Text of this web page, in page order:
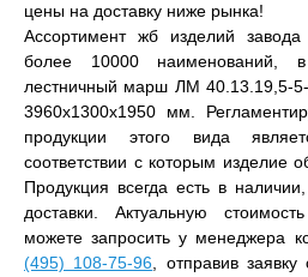
цены на доставку ниже рынка!
Ассортимент жб изделий
более 10000 наименований, в
лестничный марш ЛМ 40.13.19,5-
3960x1300x1950 мм.
продукции этого вида
соответствии с которым изделие
Продукция всегда есть в
доставки. Актуальную
можете запросить у менеджера
(495) 108-75-96 , отправив